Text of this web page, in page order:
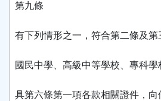
第九條
有下列情形之一，符合第二條及
國民中學、高級中等學校、專科
具第六條第一項各款相關證件，